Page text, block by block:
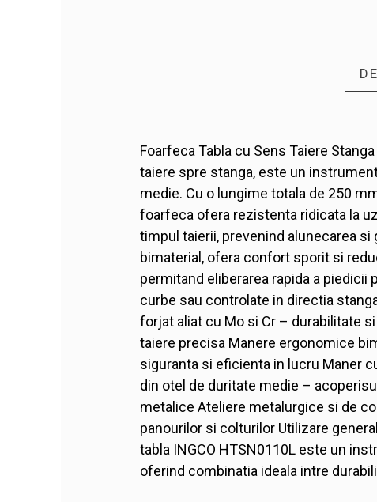
Foarfeca Tabla cu Sens Taiere
taiere spre stanga, este un
medie. Cu o lungime totala de 250
foarfeca ofera rezistenta ridicata la
timpul taierii, prevenind alunecarea
bimaterial, ofera confort sporit si
permitand eliberarea rapida a
curbe sau controlate in directia
forjat aliat cu Mo si Cr – durabilitate
taiere precisa Manere ergonomice
siguranta si eficienta in lucru Maner
din otel de duritate medie –
metalice Ateliere metalurgice si de
panourilor si colturilor Utilizare
tabla INGCO HTSN0110L este un
oferind combinatia ideala intre